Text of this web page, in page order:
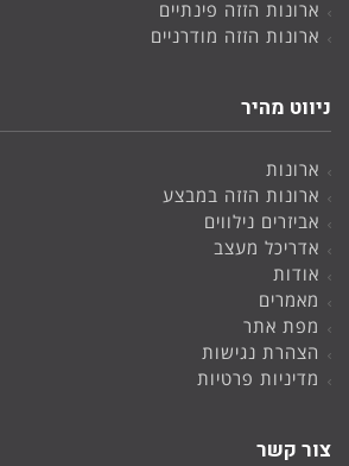
ארונות הזזה פינתיים
ארונות הזזה מודרניים
ניווט מהיר
ארונות
ארונות הזזה במבצע
אביזרים נילווים
אדריכל מעצב
אודות
מאמרים
מפת אתר
הצהרת נגישות
מדיניות פרטיות
צור קשר